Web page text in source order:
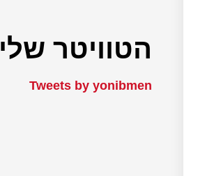
הטוויטר שלי
Tweets by yonibmen